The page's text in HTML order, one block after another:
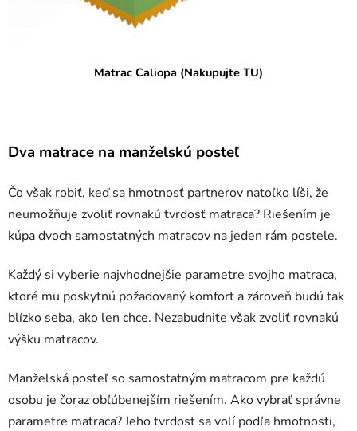
Matrac Caliopa (Nakupujte TU)
Dva matrace na manželskú posteľ
Čo však robiť, keď sa hmotnosť partnerov natoľko líši, že
neumožňuje zvoliť rovnakú tvrdosť matraca? Riešením je
kúpa dvoch samostatných matracov na jeden rám postele.
Každý si vyberie najvhodnejšie parametre svojho matraca,
ktoré mu poskytnú požadovaný komfort a zároveň budú tak
blízko seba, ako len chce. Nezabudnite však zvoliť rovnakú
výšku matracov.
Manželská posteľ so samostatným matracom pre každú
osobu je čoraz obľúbenejším riešením. Ako vybrať správne
parametre matraca? Jeho tvrdosť sa volí podľa hmotnosti,